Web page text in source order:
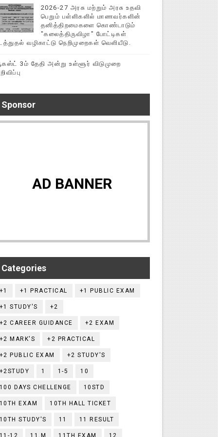
2026-27 அரசு மற்றும் அரசு உதவி
பெறும் பள்ளிகளில் மாணவர்களின்
தனித்திறமைகளை கொண்டாடும்
"கலைத்திருவிழா" போட்டிகள்
வழிகாட்டு நெறிமுறைகள் வெளியீடு.
3ம் தேதி அன்று உள்ளூர் விடுமுறை
Sponsor
AD BANNER
Categories
+1 +1 PRACTICAL +1 PUBLIC EXAM
+1 STUDY'S +2
+2 CAREER GUIDANCE +2 EXAM
+2 MARK'S +2 PRACTICAL
+2 PUBLIC EXAM +2 STUDY'S
+2STUDY 1 1-5 10
100 DAYS CHELLENGE 10STD
10TH EXAM 10TH HALL TICKET
10TH STUDY'S 11 11 RESULT
11-12 11.M 11TH EXAM 12